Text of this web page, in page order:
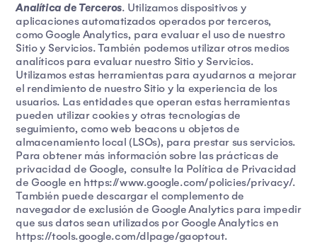
Analítica de Terceros. Utilizamos dispositivos y
aplicaciones automatizados operados por terceros,
como Google Analytics, para evaluar el uso de nuestro
Sitio y Servicios. También podemos utilizar otros medios
analíticos para evaluar nuestro Sitio y Servicios.
Utilizamos estas herramientas para ayudarnos a mejorar
el rendimiento de nuestro Sitio y la experiencia de los
usuarios. Las entidades que operan estas herramientas
pueden utilizar cookies y otras tecnologías de
seguimiento, como web beacons u objetos de
almacenamiento local (LSOs), para prestar sus servicios.
Para obtener más información sobre las prácticas de
privacidad de Google, consulte la Política de Privacidad
de Google en https://www.google.com/policies/privacy/.
También puede descargar el complemento de
navegador de exclusión de Google Analytics para impedir
que sus datos sean utilizados por Google Analytics en
https://tools.google.com/dlpage/gaoptout.